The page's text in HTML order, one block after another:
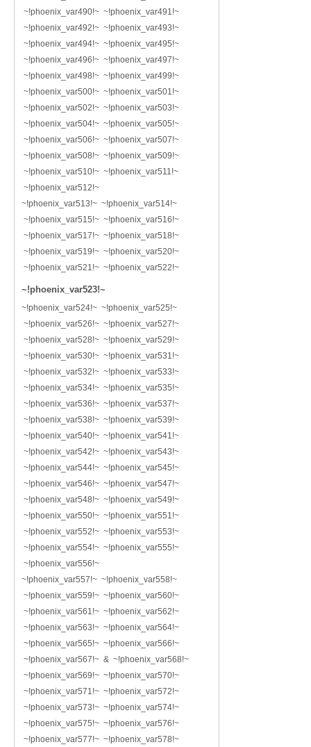
~!phoenix_var490!~ ~!phoenix_var491!~
~!phoenix_var492!~ ~!phoenix_var493!~
~!phoenix_var494!~ ~!phoenix_var495!~
~!phoenix_var496!~ ~!phoenix_var497!~
~!phoenix_var498!~ ~!phoenix_var499!~
~!phoenix_var500!~ ~!phoenix_var501!~
~!phoenix_var502!~ ~!phoenix_var503!~
~!phoenix_var504!~ ~!phoenix_var505!~
~!phoenix_var506!~ ~!phoenix_var507!~
~!phoenix_var508!~ ~!phoenix_var509!~
~!phoenix_var510!~ ~!phoenix_var511!~
~!phoenix_var512!~
~!phoenix_var513!~ ~!phoenix_var514!~
~!phoenix_var515!~ ~!phoenix_var516!~
~!phoenix_var517!~ ~!phoenix_var518!~
~!phoenix_var519!~ ~!phoenix_var520!~
~!phoenix_var521!~ ~!phoenix_var522!~
~!phoenix_var523!~
~!phoenix_var524!~ ~!phoenix_var525!~
~!phoenix_var526!~ ~!phoenix_var527!~
~!phoenix_var528!~ ~!phoenix_var529!~
~!phoenix_var530!~ ~!phoenix_var531!~
~!phoenix_var532!~ ~!phoenix_var533!~
~!phoenix_var534!~ ~!phoenix_var535!~
~!phoenix_var536!~ ~!phoenix_var537!~
~!phoenix_var538!~ ~!phoenix_var539!~
~!phoenix_var540!~ ~!phoenix_var541!~
~!phoenix_var542!~ ~!phoenix_var543!~
~!phoenix_var544!~ ~!phoenix_var545!~
~!phoenix_var546!~ ~!phoenix_var547!~
~!phoenix_var548!~ ~!phoenix_var549!~
~!phoenix_var550!~ ~!phoenix_var551!~
~!phoenix_var552!~ ~!phoenix_var553!~
~!phoenix_var554!~ ~!phoenix_var555!~
~!phoenix_var556!~
~!phoenix_var557!~ ~!phoenix_var558!~
~!phoenix_var559!~ ~!phoenix_var560!~
~!phoenix_var561!~ ~!phoenix_var562!~
~!phoenix_var563!~ ~!phoenix_var564!~
~!phoenix_var565!~ ~!phoenix_var566!~
~!phoenix_var567!~ & ~!phoenix_var568!~
~!phoenix_var569!~ ~!phoenix_var570!~
~!phoenix_var571!~ ~!phoenix_var572!~
~!phoenix_var573!~ ~!phoenix_var574!~
~!phoenix_var575!~ ~!phoenix_var576!~
~!phoenix_var577!~ ~!phoenix_var578!~